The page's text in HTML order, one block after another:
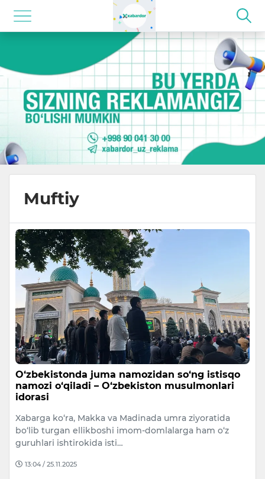
Muftiy
O‘zbekistonda juma namozidan so‘ng istisqo
namozi o‘qiladi – O‘zbekiston musulmonlari
idorasi
Xabarga ko‘ra, Makka va Madinada umra ziyoratida
bo‘lib turgan ellikboshi imom-domlalarga ham o‘z
guruhlari ishtirokida isti…
13:04 / 25.11.2025